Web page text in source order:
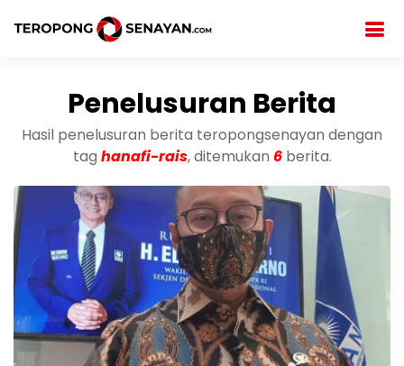
Penelusuran Berita
Hasil penelusuran berita teropongsenayan dengan
tag hanafi-rais, ditemukan 6berita.